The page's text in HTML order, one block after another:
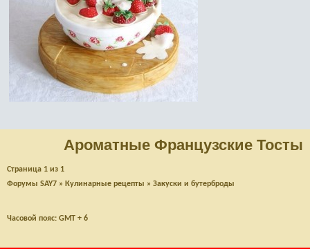
Ароматные Французские Тосты
Страница 1 из 1
Форумы SAY7 » Кулинарные рецепты » Закуски и бутерброды
Часовой пояс: GMT + 6